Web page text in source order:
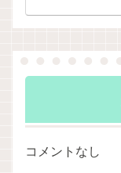
コメントなし